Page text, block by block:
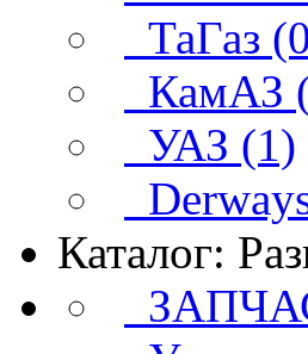
ТаГаз
КамАЗ
УАЗ (1)
Каталог: